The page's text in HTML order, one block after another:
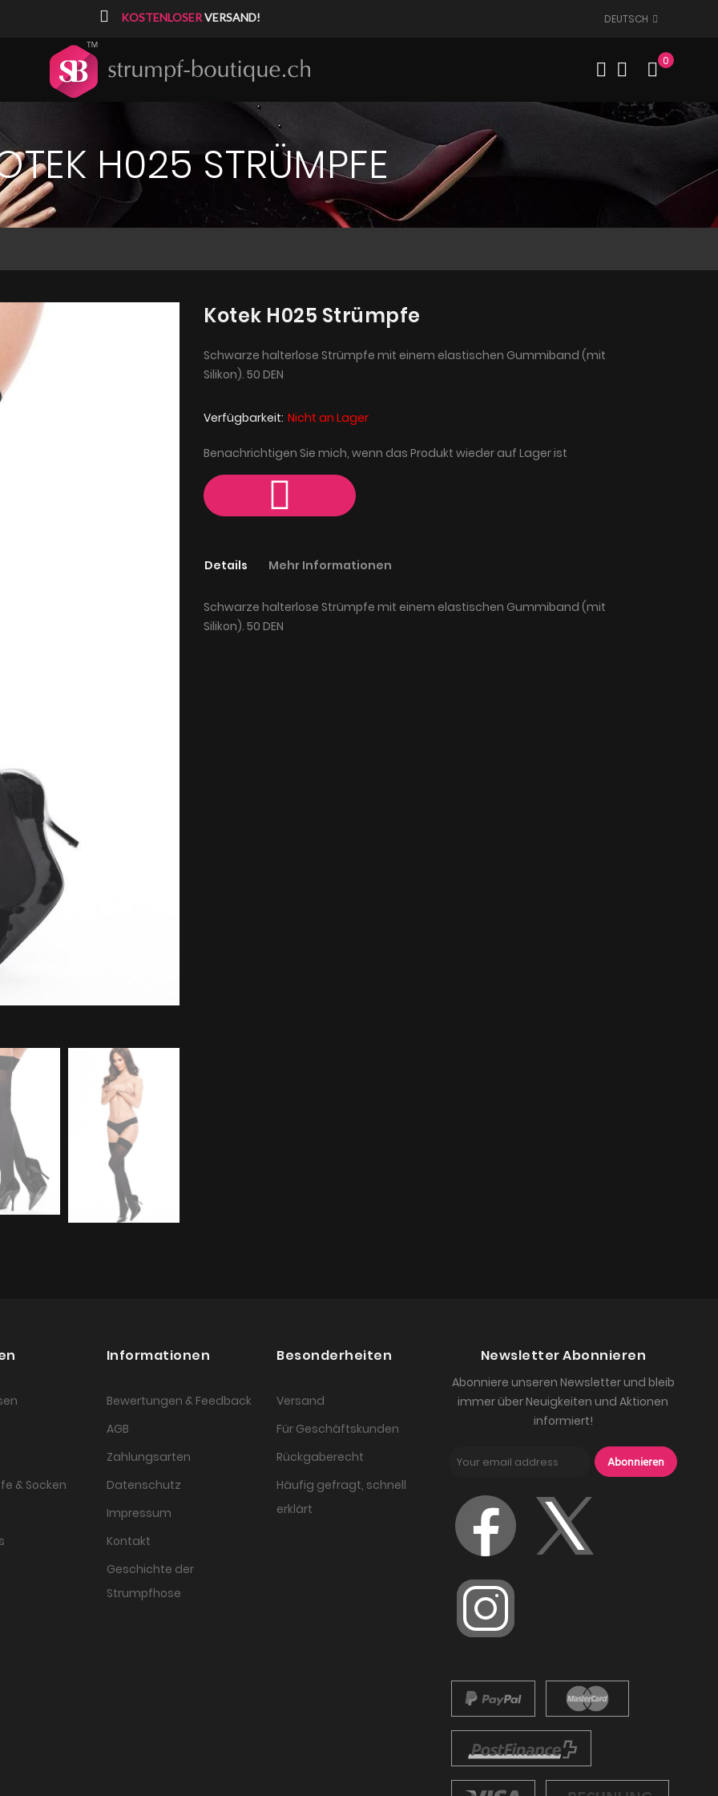
KOSTENLOSERVERSAND! DEUTSCH
0
H025 STRÜMPFE
Kotek H025 Strümpfe
Schwarze halterlose Strümpfe mit einem elastischen Gummiband (mit
Silikon). 50 DEN
Verfügbarkeit: Nicht an Lager
Benachrichtigen Sie mich, wenn das Produkt wieder auf Lager ist
Details
Schwarze halterlose Strümpfe mit einem elastischen Gummiband (mit
Silikon). 50 DEN
Mehr Informationen
& Socken
Informationen
Bewertungen & Feedback
AGB
Zahlungsarten
Datenschutz
Impressum
Kontakt
Geschichte der
Strumpfhose
Besonderheiten
Versand
Für Geschäftskunden
Rückgaberecht
Häufig gefragt, schnell
erklärt
Newsletter Abonnieren
Abonniere unseren Newsletter und bleib
immer über Neuigkeiten und Aktionen
informiert!
Abonnieren